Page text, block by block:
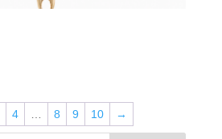
4 … 8 9 10 →